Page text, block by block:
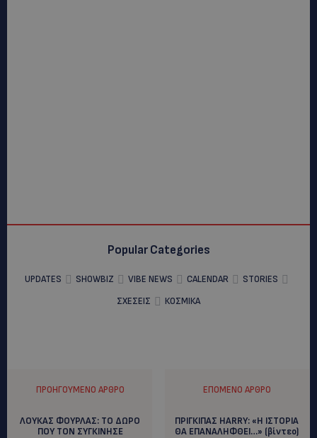
Popular Categories
UPDATES SHOWBIZ VIBE NEWS CALENDAR
STORIES
ΣΧΕΣΕΙΣ
ΚΟΣΜΙΚΑ
ΠΡΟΗΓΟΎΜΕΝΟ ΆΡΘΡΟ
ΛΟΥΚΑΣ ΦΟΥΡΛΑΣ: TO ΔΩΡΟ
ΠΟΥ ΤΟΝ ΣΥΓΚΙΝΗΣΕ
ΕΠΌΜΕΝΟ ΆΡΘΡΟ
ΠΡΙΓΚΙΠΑΣ HARRY: «Η ΙΣΤΟΡΙΑ
ΘΑ ΕΠΑΝΑΛΗΦΘΕΙ…» (βίντεο)